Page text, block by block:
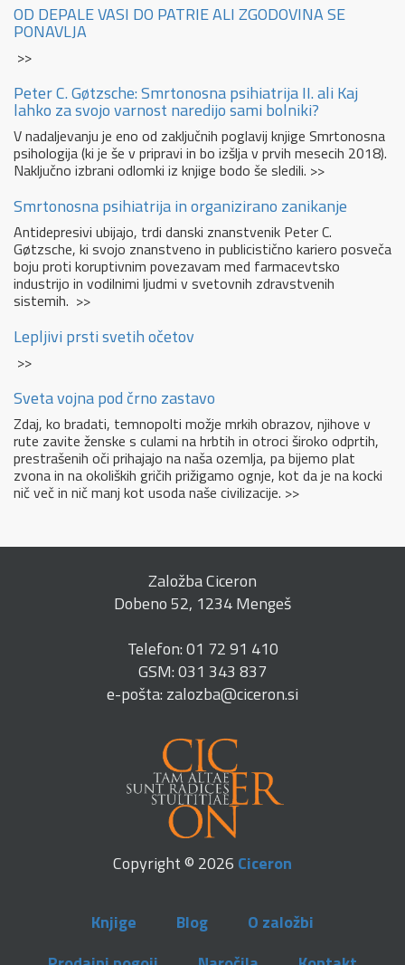
OD DEPALE VASI DO PATRIE ALI ZGODOVINA SE
PONAVLJA
>>
Peter C. Gøtzsche: Smrtonosna psihiatrija II. ali Kaj
lahko za svojo varnost naredijo sami bolniki?
V nadaljevanju je eno od zaključnih poglavij knjige Smrtonosna
psihologija (ki je še v pripravi in bo izšlja v prvih mesecih 2018).
Naključno izbrani odlomki iz knjige bodo še sledili. >>
Smrtonosna psihiatrija in organizirano zanikanje
Antidepresivi ubijajo, trdi danski znanstvenik Peter C.
Gøtzsche, ki svojo znanstveno in publicistično kariero posveča
boju proti koruptivnim povezavam med farmacevtsko
industrijo in vodilnimi ljudmi v svetovnih zdravstvenih
sistemih. >>
Lepljivi prsti svetih očetov
>>
Sveta vojna pod črno zastavo
Zdaj, ko bradati, temnopolti možje mrkih obrazov, njihove v
rute zavite ženske s culami na hrbtih in otroci široko odprtih,
prestrašenih oči prihajajo na naša ozemlja, pa bijemo plat
zvona in na okoliških gričih prižigamo ognje, kot da je na kocki
nič več in nič manj kot usoda naše civilizacije. >>
Založba Ciceron
Dobeno 52, 1234 Mengeš
Telefon: 01 72 91 410
GSM: 031 343 837
e-pošta: zalozba@ciceron.si
Copyright © 2026 Ciceron
Knjige Blog
O založbi